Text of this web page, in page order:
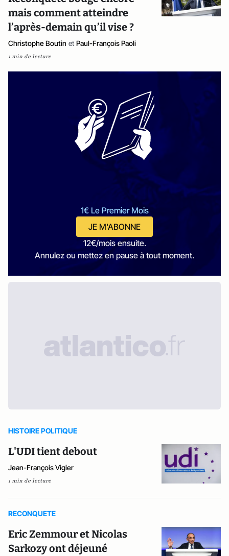
mais comment atteindre
l’après-demain qu’il vise ?
Christophe Boutin et Paul-François Paoli
1 min de lecture
1€ Le Premier Mois
JE M'ABONNE
12€/mois ensuite.
Annulez ou mettez en pause à tout moment.
HISTOIRE POLITIQUE
L'UDI tient debout
Jean-François Vigier
1 min de lecture
RECONQUETE
Eric Zemmour et Nicolas
Sarkozy ont déjeuné